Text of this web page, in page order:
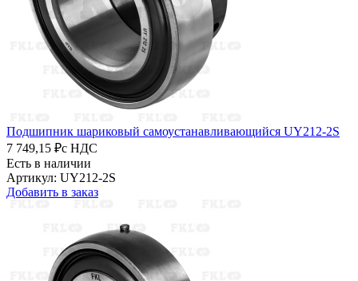
Подшипник шариковый самоустанавливающийся UY212-2S
7 749,15 ₽с НДС
Есть в наличии
Артикул: UY212-2S
Добавить в заказ